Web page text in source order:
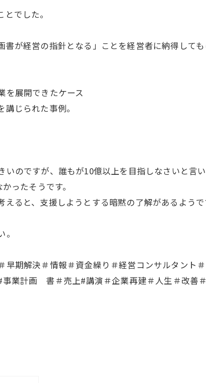
でした。
が経営の指針となる」ことを経営者に納得しても
を展開できたケース
じられた事例。
のですが、誰もが10億以上を目指しなさいと言い
ったそうです。
ると、支援しようとする暗黙の了解があるようで
期解決＃情報＃資金繰り＃経営コンサルタント
業計画 書＃売上#講演＃企業再建＃人生＃改善